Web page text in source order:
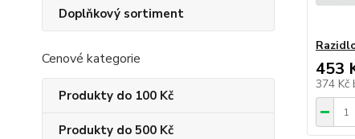
Doplňkový sortiment
Cenové kategorie
Produkty do 100 Kč
Produkty do 500 Kč
453
374 Kč